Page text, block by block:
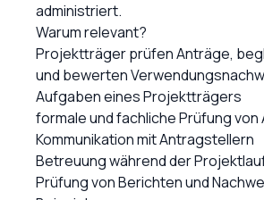
administriert.
Warum relevant?
Projektträger prüfen Anträge,
und bewerten
Aufgaben eines Projektträgers
formale und fachliche Prüfung von
Kommunikation mit Antragstellern
Betreuung während der
Prüfung von Berichten und